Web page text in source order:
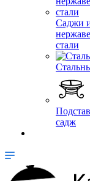
Саджи
стали
садж